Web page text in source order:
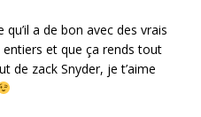
a de bon avec des vrais
entiers et que ça rends tout
de zack Snyder, je t’aime